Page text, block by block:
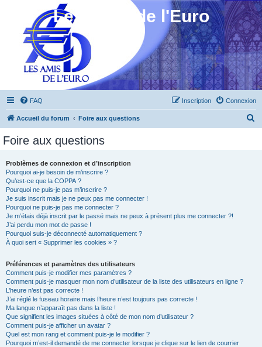
Les Amis de l'Euro
FAQ Connexion
Inscription
Accueil du forum Foire aux questions
Foire aux questions
Problèmes de connexion et d’inscription
Pourquoi ai-je besoin de m’inscrire ?
Qu’est-ce que la COPPA ?
Pourquoi ne puis-je pas m’inscrire ?
Je suis inscrit mais je ne peux pas me connecter !
Pourquoi ne puis-je pas me connecter ?
Je m’étais déjà inscrit par le passé mais ne peux à présent plus me connecter ?!
J’ai perdu mon mot de passe !
Pourquoi suis-je déconnecté automatiquement ?
À quoi sert « Supprimer les cookies » ?
Préférences et paramètres des utilisateurs
Comment puis-je modifier mes paramètres ?
Comment puis-je masquer mon nom d’utilisateur de la liste des utilisateurs en ligne ?
L’heure n’est pas correcte !
J’ai réglé le fuseau horaire mais l’heure n’est toujours pas correcte !
Ma langue n’apparaît pas dans la liste !
Que signifient les images situées à côté de mon nom d’utilisateur ?
Comment puis-je afficher un avatar ?
Quel est mon rang et comment puis-je le modifier ?
Pourquoi m’est-il demandé de me connecter lorsque je clique sur le lien de courrier